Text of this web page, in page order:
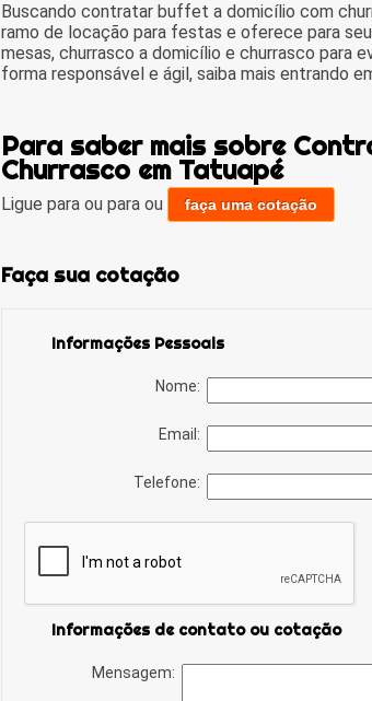
Buscando contratar buffet a domicílio com
ramo de locação para festas e oferece para
mesas, churrasco a domicílio e churrasco para
forma responsável e ágil, saiba mais entrando
Para saber mais sobre
Churrasco em Tatuapé
Ligue para ou para ou faça uma cotação
Faça sua cotação
Informações Pessoais
Nome:
Email:
Telefone:
Informações de contato ou cotação
Mensagem: